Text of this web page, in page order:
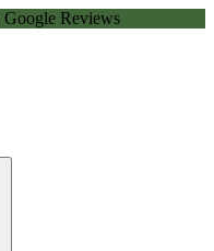
Google Reviews